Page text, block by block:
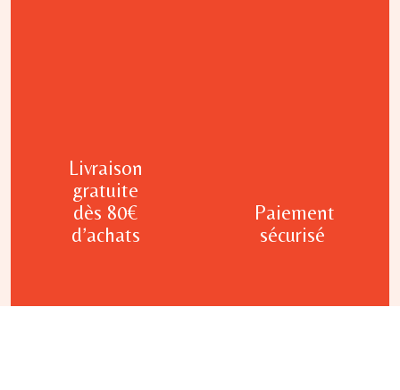
Livraison
gratuite
dès 80€
d’achats
Paiement
sécurisé